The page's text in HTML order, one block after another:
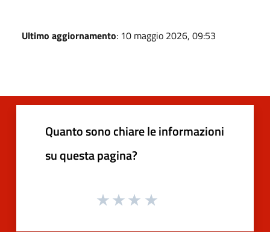
Ultimo aggiornamento: 10 maggio 2026, 09:53
Quanto sono chiare le informazioni
su questa pagina?